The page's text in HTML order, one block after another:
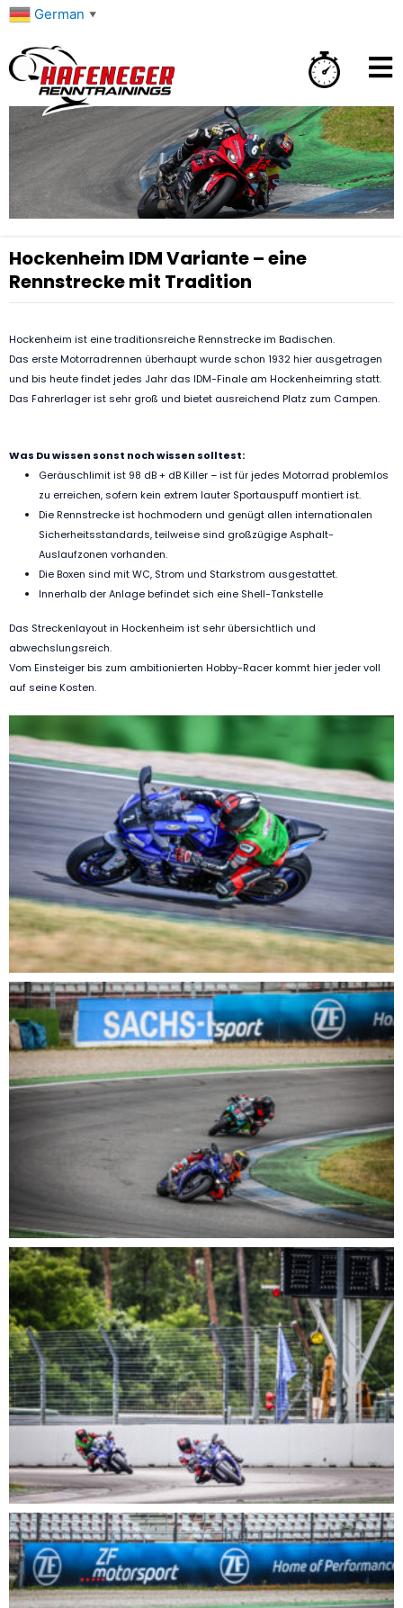
Zum
springen
German ▼
Hockenheim IDM Variante – eine
Rennstrecke mit Tradition
Hockenheim ist eine traditionsreiche Rennstrecke im Badischen.
Das erste Motorradrennen überhaupt wurde schon 1932 hier ausgetragen
und bis heute findet jedes Jahr das IDM-Finale am Hockenheimring statt.
Das Fahrerlager ist sehr groß und bietet ausreichend Platz zum Campen.
Was Du wissen sonst noch wissen solltest:
Geräuschlimit ist 98 dB + dB Killer – ist für jedes Motorrad problemlos
zu erreichen, sofern kein extrem lauter Sportauspuff montiert ist.
Die Rennstrecke ist hochmodern und genügt allen internationalen
Sicherheitsstandards, teilweise sind großzügige Asphalt-
Auslaufzonen vorhanden.
Die Boxen sind mit WC, Strom und Starkstrom ausgestattet.
Innerhalb der Anlage befindet sich eine Shell-Tankstelle
Das Streckenlayout in Hockenheim ist sehr übersichtlich und
abwechslungsreich.
Vom Einsteiger bis zum ambitionierten Hobby-Racer kommt hier jeder voll
auf seine Kosten.